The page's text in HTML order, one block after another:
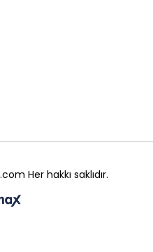
Her hakkı saklıdır.